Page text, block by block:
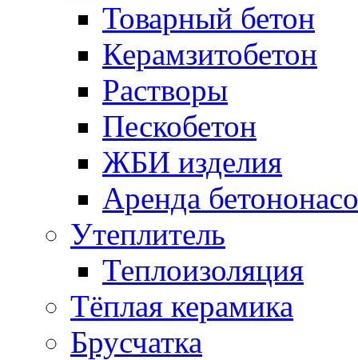
Товарный бетон
Керамзитобетон
Растворы
Пескобетон
ЖБИ изделия
Аренда
Утеплитель
Теплоизоляция
Тёплая керамика
Брусчатка